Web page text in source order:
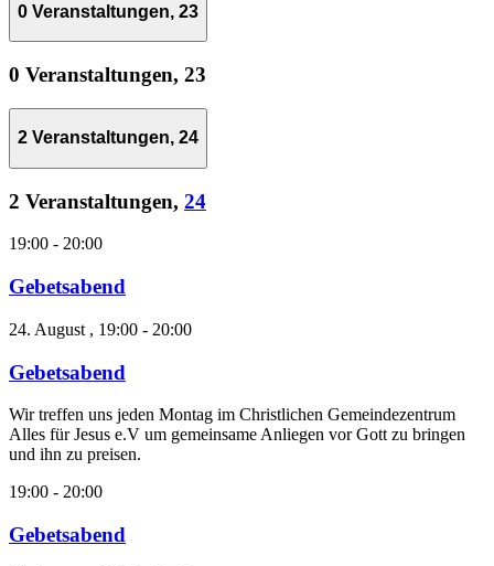
0 Veranstaltungen, 23
0 Veranstaltungen, 23
2 Veranstaltungen, 24
2 Veranstaltungen, 24
19:00 - 20:00
Gebetsabend
24. August , 19:00 - 20:00
Gebetsabend
Wir treffen uns jeden Montag im Christlichen Gemeindezentrum
Alles für Jesus e.V um gemeinsame Anliegen vor Gott zu bringen
und ihn zu preisen.
19:00 - 20:00
Gebetsabend